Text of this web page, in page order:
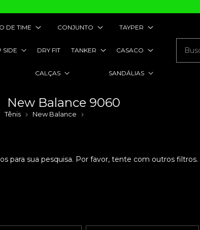
DE TIME CONJUNTO TAYPER
SIDE DRY FIT TANKER CASACO
CALÇAS SANDÁLIAS
New Balance 9060
Tênis New Balance
para sua pesquisa. Por favor, tente com outros filtros.